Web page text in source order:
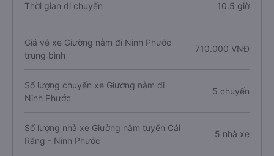
Thời gian di chuyển 10.5 giờ
Giá vé xe Giường nằm đi Ninh Phước
trung bình
710.000 VNĐ
Số lượng chuyến xe Giường nằm đi
Ninh Phước
5 chuyến
Số lượng nhà xe Giường nằm tuyến Cái
Răng - Ninh Phước
5 nhà xe